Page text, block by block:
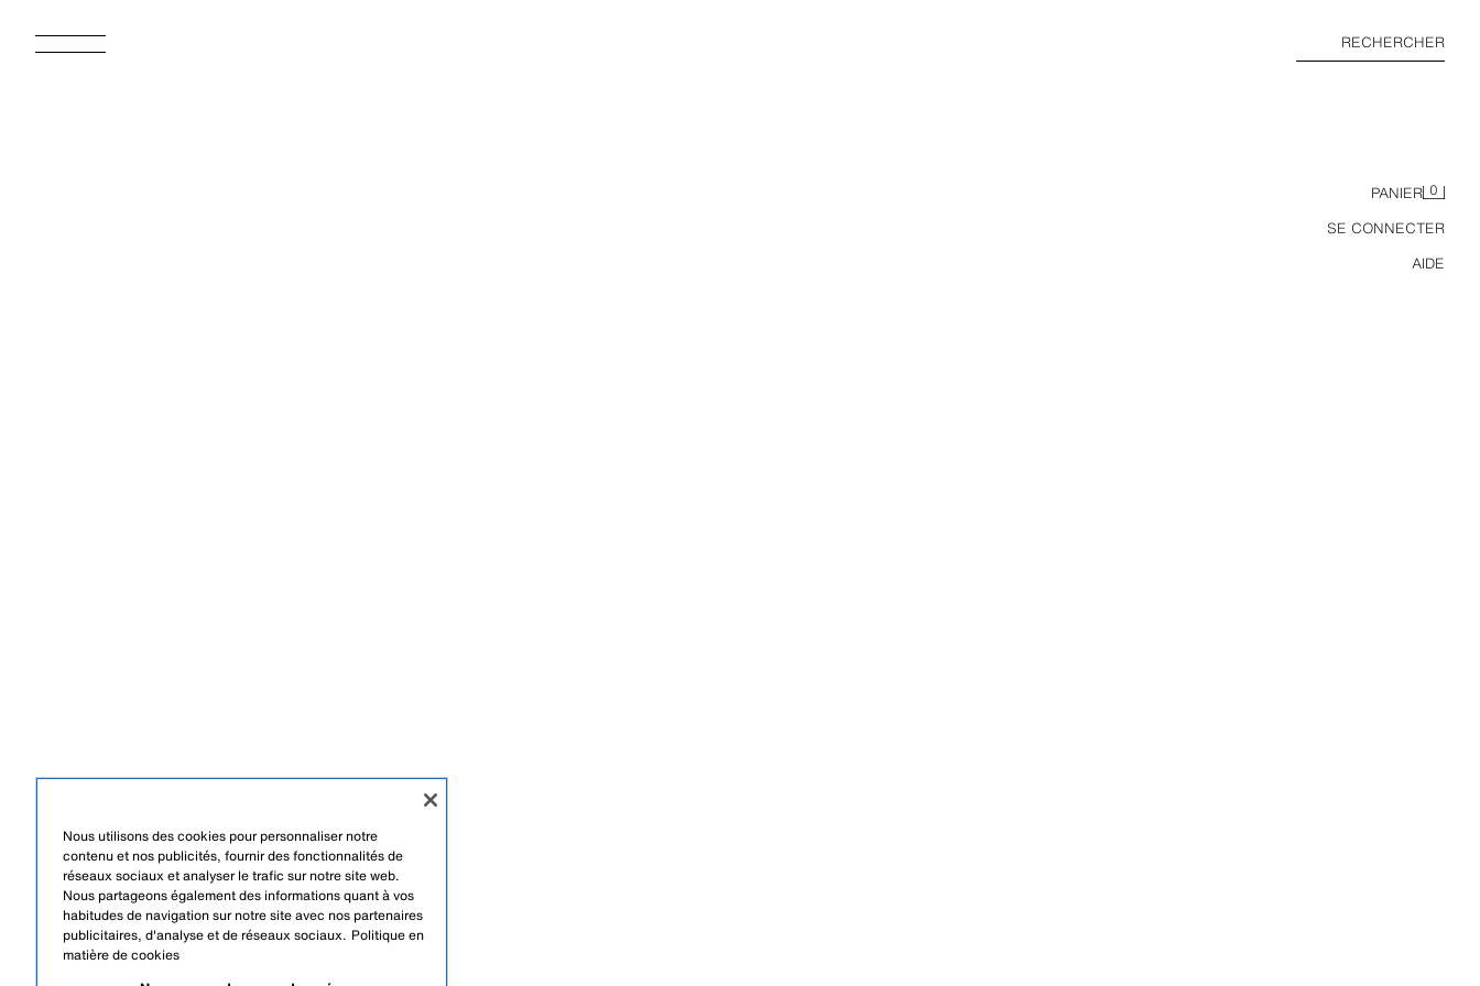
RECHERCHER
PANIER 0
SE CONNECTER
AIDE
Nous utilisons des cookies pour personnaliser notre
contenu et nos publicités, fournir des fonctionnalités de
réseaux sociaux et analyser le trafic sur notre site web.
Nous partageons également des informations quant à vos
habitudes de navigation sur notre site avec nos partenaires
publicitaires, d'analyse et de réseaux sociaux. Politique en
matière de cookies